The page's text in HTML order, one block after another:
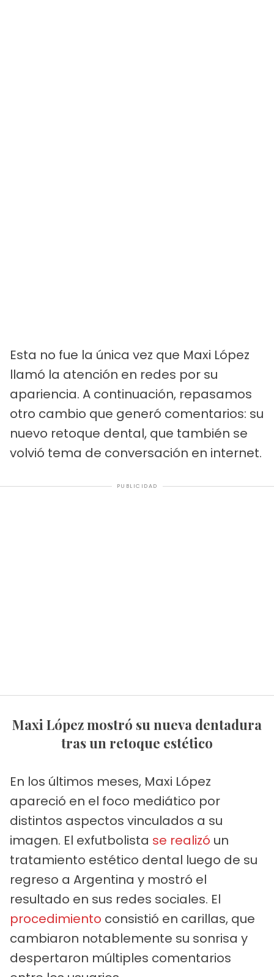
Esta no fue la única vez que Maxi López
llamó la atención en redes por su
apariencia. A continuación, repasamos
otro cambio que generó comentarios: su
nuevo retoque dental, que también se
volvió tema de conversación en internet.
PUBLICIDAD
Maxi López mostró su nueva dentadura
tras un retoque estético
En los últimos meses, Maxi López
apareció en el foco mediático por
distintos aspectos vinculados a su
imagen. El exfutbolista se realizó un
tratamiento estético dental luego de su
regreso a Argentina y mostró el
resultado en sus redes sociales. El
procedimiento consistió en carillas, que
cambiaron notablemente su sonrisa y
despertaron múltiples comentarios